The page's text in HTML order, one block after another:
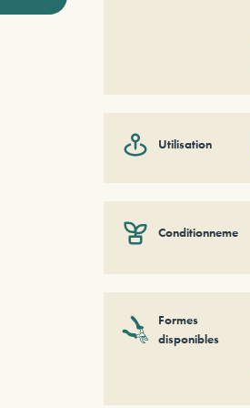
Utilisation
Conditionnement
Formes
disponibles